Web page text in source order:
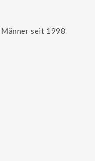
seit 1998